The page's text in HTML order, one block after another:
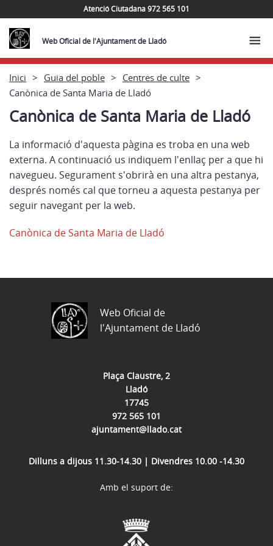
Atenció Ciutadana 972 565 101
Web Oficial de l'Ajuntament de Lladó
Inici Guia del poble
Centres de culte
Canònica de Santa Maria de Lladó
Canònica de Santa Maria de Lladó
La informació d'aquesta pàgina es troba en una web
externa. A continuació us indiquem l'enllaç per a que hi
navegueu. Segurament s'obrirà en una altra pestanya,
després només cal que torneu a aquesta pestanya per
seguir navegant per la web.
Canònica de Santa Maria de Lladó
Plaça Claustre, 2
Lladó
17745
972 565 101
ajuntament@llado.cat
Dilluns a dijous 11.30-14.30 | Divendres 10.00 -14.30
Web Oficial de
l'Ajuntament de Lladó
Amb el suport de: